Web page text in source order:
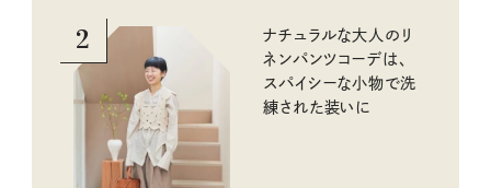
2
ナチュラルな大人のリ
ネンパンツコーデは、
スパイシーな小物で洗
練された装いに